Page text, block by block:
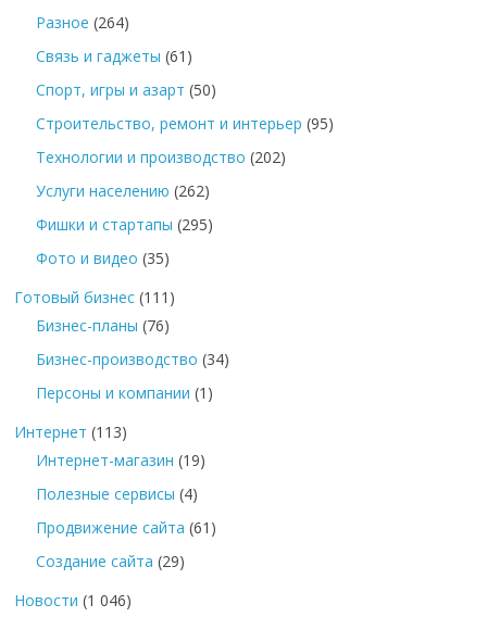
Разное (264)
Связь и гаджеты (61)
Спорт, игры и азарт (50)
Строительство, ремонт и интерьер (95)
Технологии и производство (202)
Услуги населению (262)
Фишки и стартапы (295)
Фото и видео (35)
Готовый бизнес (111)
Бизнес-планы (76)
Бизнес-производство (34)
Персоны и компании (1)
Интернет (113)
Интернет-магазин (19)
Полезные сервисы (4)
Продвижение сайта (61)
Создание сайта (29)
Новости (1 046)